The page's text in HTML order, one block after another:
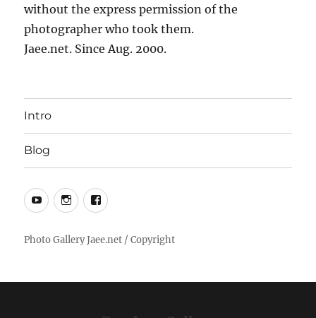
without the express permission of the
photographer who took them.
Jaee.net. Since Aug. 2000.
Intro
Blog
YouTubeInstagramFacebook